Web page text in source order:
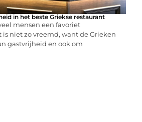
in het beste Griekse restaurant
mensen een favoriet
niet zo vreemd, want de Grieken
gastvrijheid en ook om